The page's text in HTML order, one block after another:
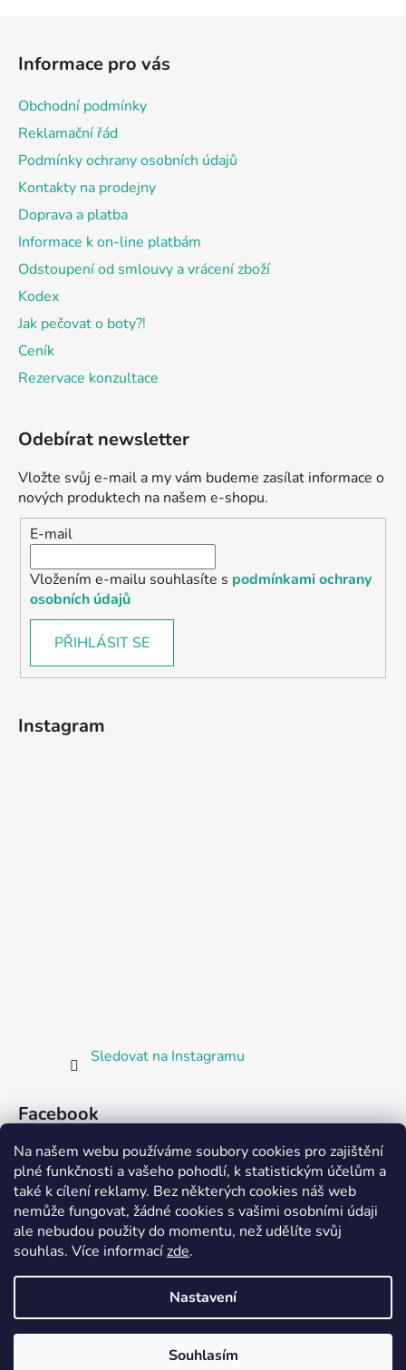
Na našem webu používáme soubory cookies pro zajištění
plné funkčnosti a vašeho pohodlí, k statistickým účelům a
také k cílení reklamy. Bez některých cookies náš web
nemůže fungovat, žádné cookies s vašimi osobními údaji
ale nebudou použity do momentu, než udělíte svůj
souhlas. Více informacízde.
Nastavení
Souhlasím
Informace pro vás
Obchodní podmínky
Reklamační řád
Podmínky ochrany osobních údajů
Kontakty na prodejny
Doprava a platba
Informace k on-line platbám
Odstoupení od smlouvy a vrácení zboží
Kodex
Jak pečovat o boty?!
Ceník
Rezervace konzultace
Odebírat newsletter
Vložte svůj e-mail a my vám budeme zasílat informace o
nových produktech na našem e-shopu.
E-mail
Vložením e-mailu souhlasíte s podmínkami ochrany
osobních údajů
PŘIHLÁSIT SE
Instagram
Sledovat na Instagramu
Facebook
Partnerská prodejna Barefoot Plzeň
Vytvořil Shoptet
Bosorka Plzeň